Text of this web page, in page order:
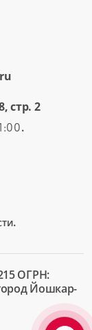
стр. 2
.
.
ОГРН:
Йошкар-
+7 (495)